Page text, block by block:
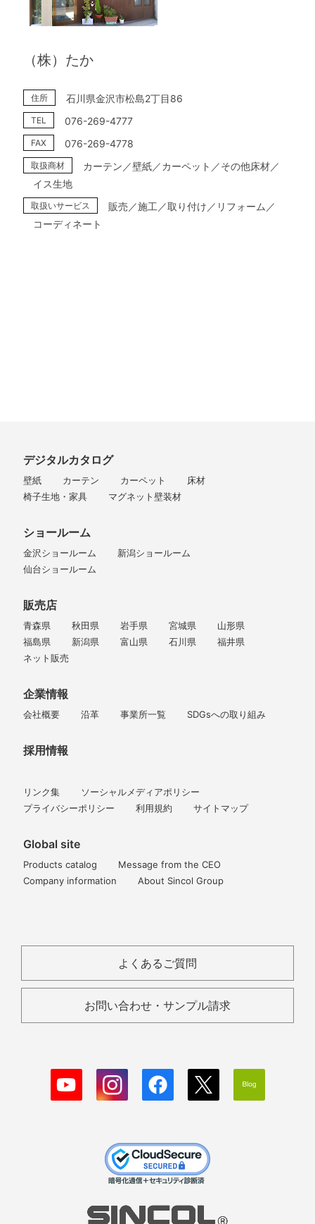
（株）たか
住所 石川県金沢市松島2丁目86
TEL 076-269-4777
FAX 076-269-4778
取扱商材
カーテン／壁紙／カーペット／その他床材／
イス生地
取扱いサービス
販売／施工／取り付け／リフォーム／
コーディネート
デジタルカタログ
壁紙 カーテン カーペット
床材
椅子生地・家具
マグネット壁装材
ショールーム
金沢ショールーム
新潟ショールーム
仙台ショールーム
販売店
青森県 秋田県 岩手県 宮城県
山形県
福島県
新潟県 富山県 石川県
福井県
ネット販売
企業情報
会社概要 沿革 事業所一覧 SDGsへの取り組み
採用情報
リンク集
ソーシャルメディアポリシー
プライバシーポリシー
利用規約 サイトマップ
Global site
Products catalog
Message from the CEO
Company information
About Sincol Group
よくあるご質問
お問い合わせ・サンプル請求